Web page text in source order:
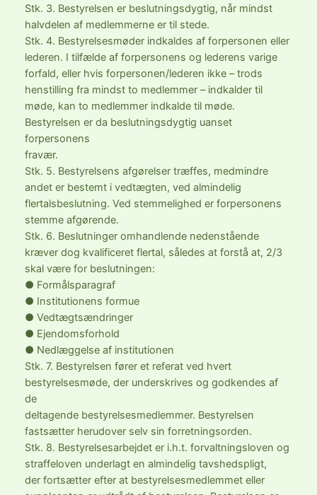
Stk. 3. Bestyrelsen er beslutningsdygtig, når mindst
halvdelen af medlemmerne er til stede.
Stk. 4. Bestyrelsesmøder indkaldes af forpersonen eller
lederen. I tilfælde af forpersonens og lederens varige
forfald, eller hvis forpersonen/lederen ikke – trods
henstilling fra mindst to medlemmer – indkalder til
møde, kan to medlemmer indkalde til møde.
Bestyrelsen er da beslutningsdygtig uanset
forpersonens
fravær.
Stk. 5. Bestyrelsens afgørelser træffes, medmindre
andet er bestemt i vedtægten, ved almindelig
flertalsbeslutning. Ved stemmelighed er forpersonens
stemme afgørende.
Stk. 6. Beslutninger omhandlende nedenstående
kræver dog kvalificeret flertal, således at forstå at, 2/3
skal være for beslutningen:
● Formålsparagraf
● Institutionens formue
● Vedtægtsændringer
● Ejendomsforhold
● Nedlæggelse af institutionen
Stk. 7. Bestyrelsen fører et referat ved hvert
bestyrelsesmøde, der underskrives og godkendes af
de
deltagende bestyrelsesmedlemmer. Bestyrelsen
fastsætter herudover selv sin forretningsorden.
Stk. 8. Bestyrelsesarbejdet er i.h.t. forvaltningsloven og
straffeloven underlagt en almindelig tavshedspligt,
der fortsætter efter at bestyrelsesmedlemmet eller